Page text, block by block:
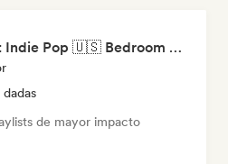
USA's Finest Indie Pop 🇺🇸 Bedroom Pop, Art Pop & Alt-Pop
de mayor impacto